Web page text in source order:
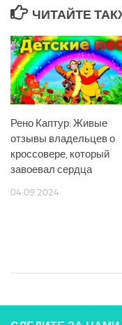
ЧИТАЙТЕ
Рено Каптур: Живые
отзывы владельцев о
кроссовере, который
завоевал сердца
04.09.2024